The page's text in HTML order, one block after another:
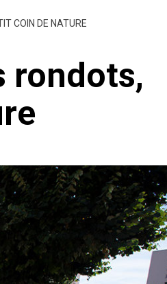
COIN DE NATURE
rondots,